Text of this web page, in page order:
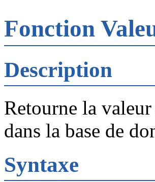
Fonction
Description
Retourne la
dans la base de
Syntaxe